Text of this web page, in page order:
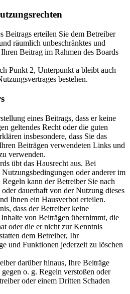
Beitrags erteilen Sie dem Betreiber
räumlich unbeschränktes und
Beitrag im Rahmen des Boards
Punkt 2, Unterpunkt a bleibt auch
bestehen.
eines Beitrags, dass er keine
geltendes Recht oder die guten
insbesondere, dass Sie das
Beiträgen verwendeten Links und
verwenden.
übt das Hausrecht aus. Bei
Nutzungsbedingungen oder anderer im
kann der Betreiber Sie nach
dauerhaft von der Nutzung dieses
Ihnen ein Hausverbot erteilen.
dass der Betreiber keine
von Beiträgen übernimmt, die
oder die er nicht zur Kenntnis
dem Betreiber, Ihr
und Funktionen jederzeit zu löschen
darüber hinaus, Ihre Beiträge
o. g. Regeln verstoßen oder
oder einem Dritten Schaden